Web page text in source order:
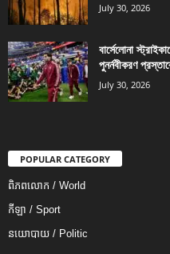
July 30, 2026
বার্সেলোনা
পুনর্নবীকরণ
July 30, 2026
POPULAR CATEGORY
ពិភពលោក / World
កីឡា / Sport
នយោបាយ / Politic